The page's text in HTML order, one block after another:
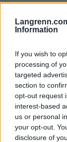
Information
If you wish to
processing of
targeted
section to
opt-out request
interest-based
us or personal
your opt-out.
disclosure of
– Vårt mål
Challengers,
den
et
imot alle i
Påmeldingen
22. juli,